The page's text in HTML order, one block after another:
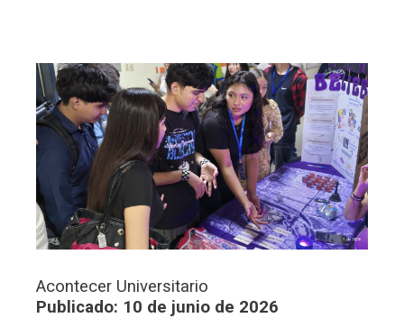
Acontecer Universitario
Publicado: 10 de junio de 2026